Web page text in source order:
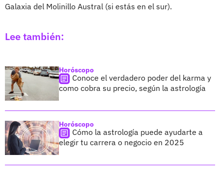
Galaxia del Molinillo Austral (si estás en el sur).
Lee también:
Horóscopo
Conoce el verdadero poder del karma y
como cobra su precio, según la astrología
Horóscopo
Cómo la astrología puede ayudarte a
elegir tu carrera o negocio en 2025